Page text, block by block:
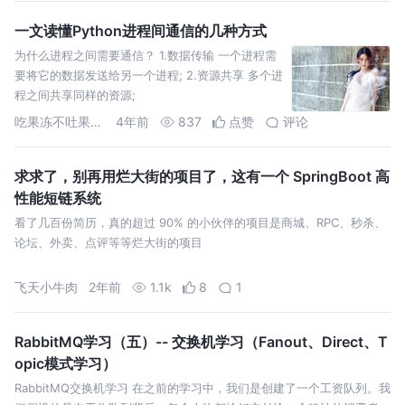
一文读懂Python进程间通信的几种方式
为什么进程之间需要通信？ 1.数据传输 一个进程需
要将它的数据发送给另一个进程; 2.资源共享 多个进
程之间共享同样的资源;
吃果冻不吐果冻皮 4年前 837 点赞 评论
求求了，别再用烂大街的项目了，这有一个 SpringBoot 高
性能短链系统
看了几百份简历，真的超过 90% 的小伙伴的项目是商城、RPC、秒杀、
论坛、外卖、点评等等烂大街的项目
飞天小牛肉 2年前 1.1k 8 1
RabbitMQ学习（五）-- 交换机学习（Fanout、Direct、T
opic模式学习）
RabbitMQ交换机学习 在之前的学习中，我们是创建了一个工资队列。我